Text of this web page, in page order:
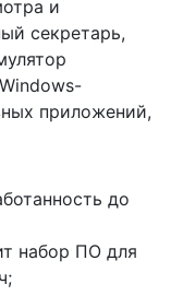
и
секретарь,
приложений,
до
набор ПО для